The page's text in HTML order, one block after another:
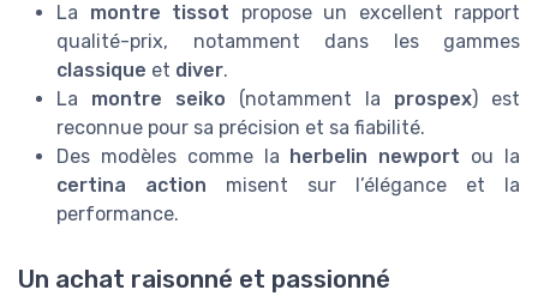
La montre tissot propose un excellent rapport
qualité-prix, notamment dans les gammes
classique et diver.
La montre seiko (notamment la prospex) est
reconnue pour sa précision et sa fiabilité.
Des modèles comme la
herbelin newport ou la
certina action misent sur l’élégance et la
performance.
Un achat raisonné et passionné